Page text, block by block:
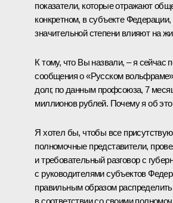
показатели, которые отражают
конкретном, в субъекте
значительной степени влияют на
К тому, что Вы назвали, – я сейчас
сообщения о «Русском
долг, по данным профсоюза, 7
миллионов рублей. Почему я об
Я хотел бы, чтобы все
полномочные представители,
и требовательный разговор с
с руководителями субъектов
правильным образом распределить